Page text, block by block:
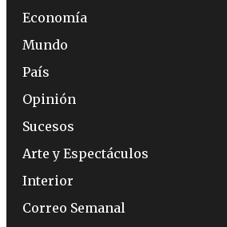
Economía
Mundo
País
Opinión
Sucesos
Arte y Espectáculos
Interior
Correo Semanal